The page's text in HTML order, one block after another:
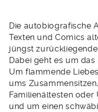
Die autobiografische
Texten und Comics
jüngst
Dabei geht es um
Um flammende
ums
Familienältesten oder
und um einen